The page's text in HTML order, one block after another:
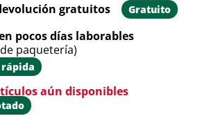
gratuitos Gratuito
pocos días laborables
paquetería)
rápida
aún disponibles